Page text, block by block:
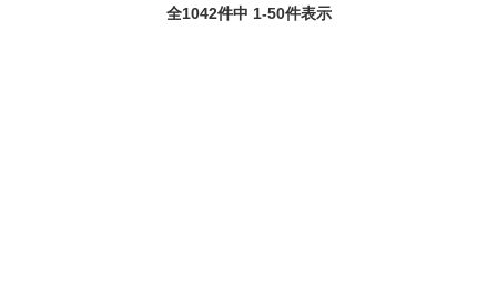
全1042件中 1-50件表示